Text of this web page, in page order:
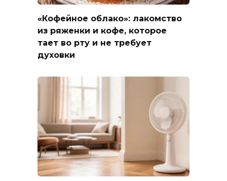
«Кофейное облако»: лакомство
из ряженки и кофе, которое
тает во рту и не требует
духовки